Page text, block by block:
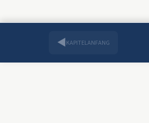
◀KAPITELANFANG